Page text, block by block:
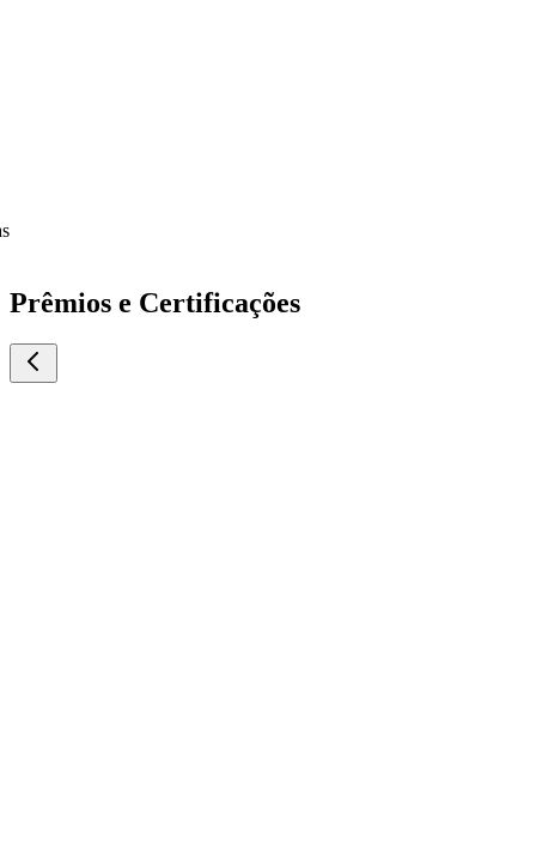
Prêmios e Certificações